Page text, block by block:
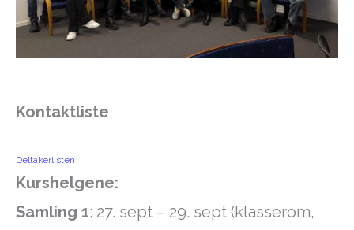
Kontaktliste
Deltakerlisten
Kurshelgene:
Samling 1: 27. sept – 29. sept (klasserom,